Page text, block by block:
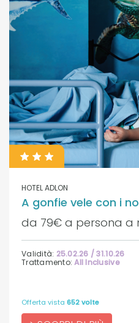
HOTEL ADLON
A gonfie vele con i
da 79€ a persona a
Validità: 25.02.26 / 31.10.26
Trattamento:All Inclusive
Offerta vista 652 volte